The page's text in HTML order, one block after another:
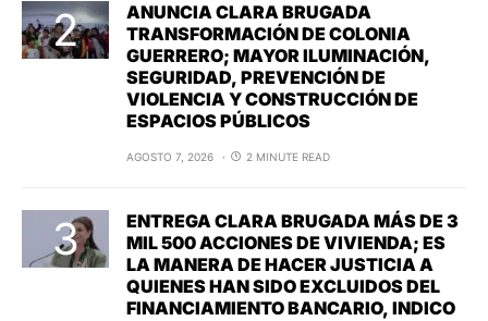
ANUNCIA CLARA BRUGADA
TRANSFORMACIÓN DE COLONIA
GUERRERO; MAYOR ILUMINACIÓN,
SEGURIDAD, PREVENCIÓN DE
VIOLENCIA Y CONSTRUCCIÓN DE
ESPACIOS PÚBLICOS
AGOSTO 7, 2026 2 MINUTE READ
ENTREGA CLARA BRUGADA MÁS DE 3
MIL 500 ACCIONES DE VIVIENDA; ES
LA MANERA DE HACER JUSTICIA A
QUIENES HAN SIDO EXCLUIDOS DEL
FINANCIAMIENTO BANCARIO, INDICO